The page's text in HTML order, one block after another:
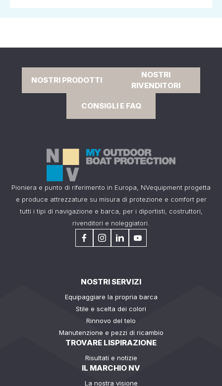
NOSTRI PRODOTTI
NOSTRI
RIVENDITORI
CONSIGLI E FAQ
Pioniera e punto di riferimento in Europa, NVequipment progetta
e produce attrezzature su misura di protezione e comfort per
tutti i tipi di navigazione e barca, per i diportisti, costruttori,
rivenditori e noleggiatori.
NOSTRI SERVIZI
Equipaggiare la propria barca
Stile e scelta dei colori
Rinnovo del telo
Manutenzione e pezzi di ricambio
TROVARE LISPIRAZIONE
Risultati e notizie
IL MARCHIO NV
La nostra visione